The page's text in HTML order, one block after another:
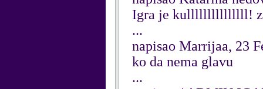
Igra je kulllllllllllllll!
...
napisao Marrijaa, 23
ko da nema glavu
...